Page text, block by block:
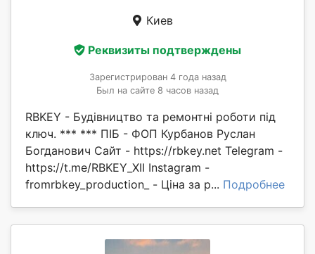
Киев
Реквизиты подтверждены
Зарегистрирован 4 года назад
Был на сайте 8 часов назад
RBKEY - Будівництво та ремонтні роботи під
ключ. *** *** ПІБ - ФОП Курбанов Руслан
Богданович Сайт - https://rbkey.net Telegram -
https://t.me/RBKEY_XII Instagram -
fromrbkey_production_ - Ціна за р... Подробнее